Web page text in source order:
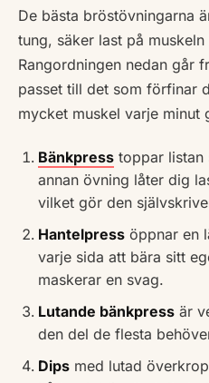
De bästa bröstövningarna
tung, säker last på
Rangordningen nedan går
passet till det som förfinar
mycket muskel varje minut
Bänkpress toppar listan
annan övning låter dig
vilket gör den
Hantelpress öppnar en
varje sida att bära sitt
maskerar en svag.
Lutande bänkpress är
den del de flesta
Dips med lutad